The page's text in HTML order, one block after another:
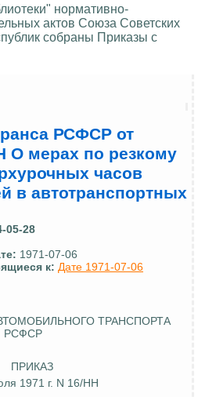
нормативно-
актов Союза Советских
собраны Приказы с
РСФСР от
О мерах по резкому
часов
в автотранспортных
05-28
1971-07-06
к: Дате 1971-07-06
ТРАНСПОРТА
РСФСР
ПРИКАЗ
1971 г. N 16/НН